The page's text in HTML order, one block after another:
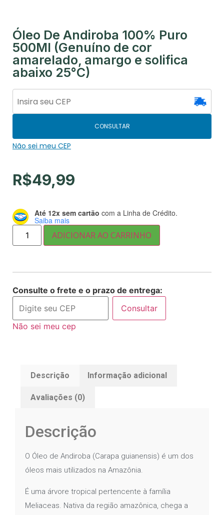
Óleo De Andiroba 100% Puro
500Ml (Genuíno de cor
amarelado, amargo e solifica
abaixo 25°C)
CONSULTAR
Não sei meu CEP
R$49,99
Até 12x sem cartão com a Linha de Crédito.
Saiba mais
ADICIONAR AO CARRINHO
Consulte o frete e o prazo de entrega:
Consultar
Não sei meu cep
Descrição Informação adicional
Avaliações (0)
Descrição
O Óleo de Andiroba (Carapa guianensis) é um dos
óleos mais utilizados na Amazônia.
É uma árvore tropical pertencente à família
Meliaceas. Nativa da região amazônica, chega a